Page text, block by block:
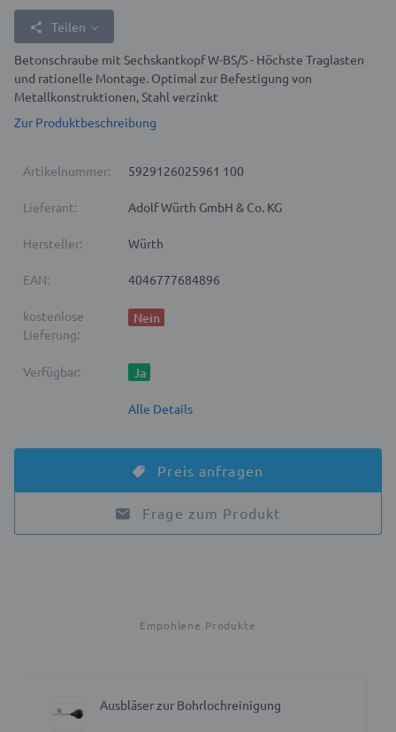
Teilen
Betonschraube mit Sechskantkopf W-BS/S - Höchste Traglasten
und rationelle Montage. Optimal zur Befestigung von
Metallkonstruktionen, Stahl verzinkt
Zur Produktbeschreibung
Artikelnummer: 5929126025961 100
Lieferant: Adolf Würth GmbH & Co. KG
Hersteller: Würth
EAN: 4046777684896
kostenlose
Lieferung:
Nein
Verfügbar: Ja
Alle Details
Preis anfragen
Frage zum Produkt
Empohlene Produkte
Ausbläser zur Bohrlochreinigung